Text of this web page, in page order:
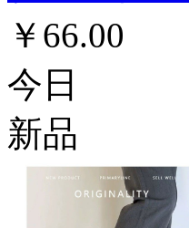
￥66.00
今日
新品